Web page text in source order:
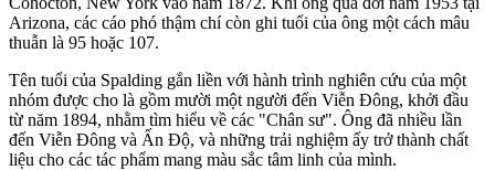
Arizona, các cáo phó thậm chí còn ghi tuổi của ông một cách mâu
thuẫn là 95 hoặc 107.
Tên tuổi của Spalding gắn liền với hành trình nghiên cứu của một
nhóm được cho là gồm mười một người đến Viễn Đông, khởi đầu
từ năm 1894, nhằm tìm hiểu về các "Chân sư". Ông đã nhiều lần
đến Viễn Đông và Ấn Độ, và những trải nghiệm ấy trở thành chất
liệu cho các tác phẩm mang màu sắc tâm linh của mình.